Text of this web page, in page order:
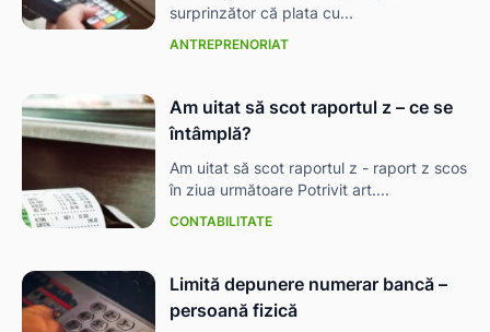
surprinzător că plata cu...
ANTREPRENORIAT
Am uitat să scot raportul z – ce se
întâmplă?
Am uitat să scot raportul z - raport z scos
în ziua următoare Potrivit art....
CONTABILITATE
Limită depunere numerar bancă –
persoană fizică